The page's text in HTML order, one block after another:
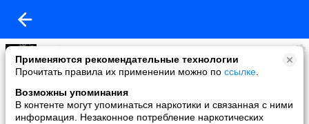
Применяются рекомендательные технологии
Прочитать правила их применении можно по ссылке
Возможны упоминания
В контенте могут упоминаться наркотики и связанная с ними
информация. Незаконное потребление наркотических
Любовь Платко
added a photo
01 Sep в 22:03